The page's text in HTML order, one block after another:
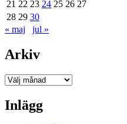
21 22 23 24 25 26 27
28 29 30
« maj
jul »
Arkiv
Arkiv
Inlägg